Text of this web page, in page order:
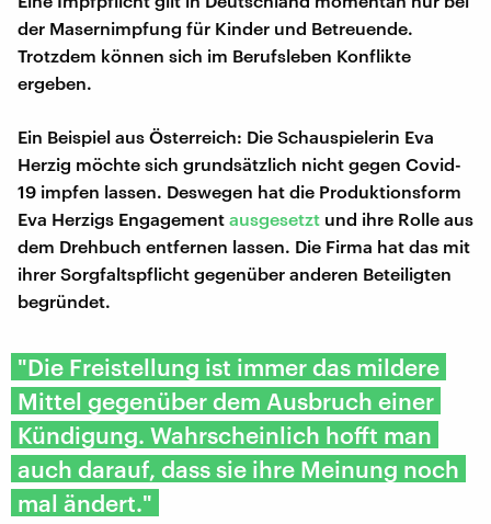
der Masernimpfung für Kinder und Betreuende.
Trotzdem können sich im Berufsleben Konflikte
ergeben.
Ein Beispiel aus Österreich: Die Schauspielerin Eva
Herzig möchte sich grundsätzlich nicht gegen Covid-
19 impfen lassen. Deswegen hat die Produktionsform
Eva Herzigs Engagement ausgesetzt und ihre Rolle aus
dem Drehbuch entfernen lassen. Die Firma hat das mit
ihrer Sorgfaltspflicht gegenüber anderen Beteiligten
begründet.
"Die Freistellung ist immer das mildere
Mittel gegenüber dem Ausbruch einer
Kündigung. Wahrscheinlich hofft man
auch darauf, dass sie ihre Meinung noch
mal ändert."